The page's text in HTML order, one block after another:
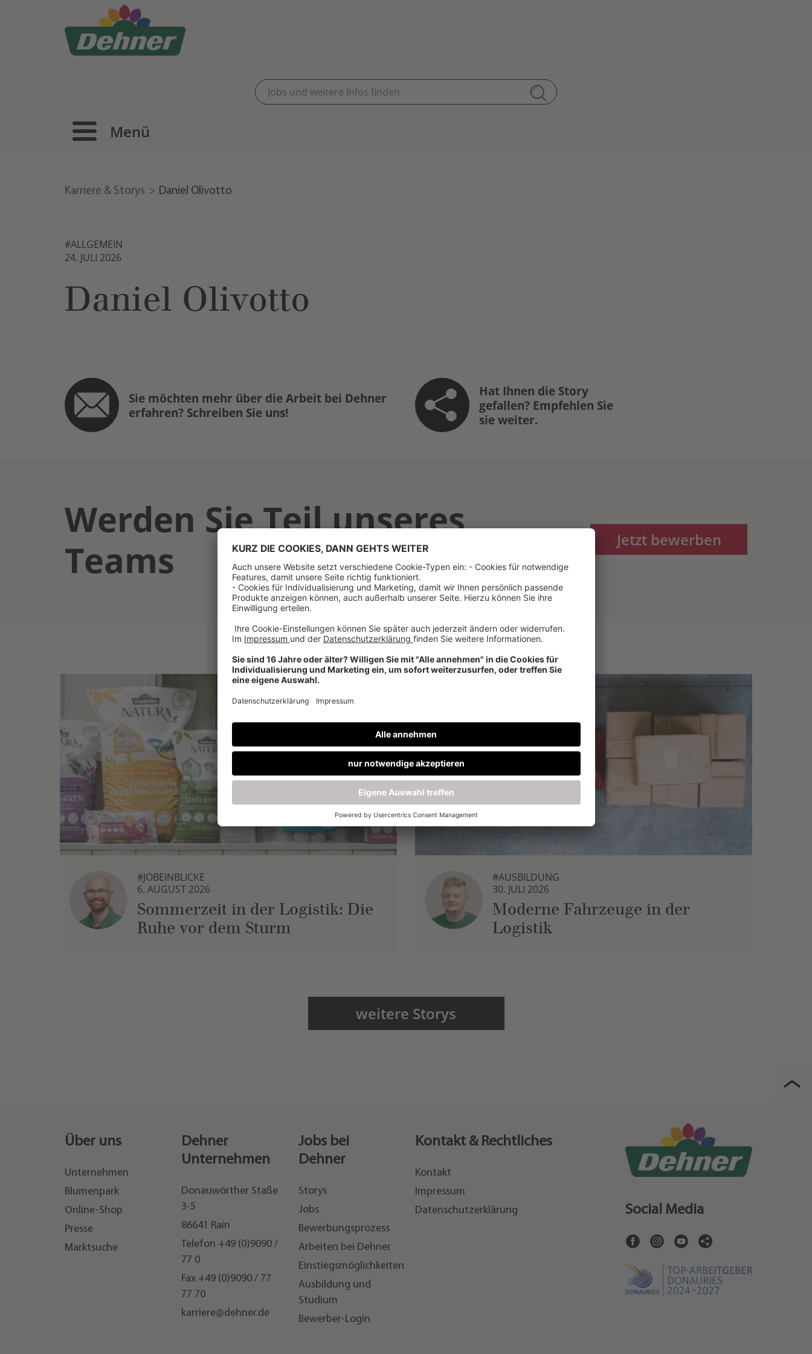
Menü
Karriere & Storys Daniel Olivotto
#ALLGEMEIN
24. JULI 2026
Daniel Olivotto
Sie möchten mehr über die Arbeit bei Dehner
erfahren? Schreiben Sie uns!
Hat Ihnen die Story
gefallen? Empfehlen Sie
sie weiter.
Werden Sie Teil unseres
Teams
Jetzt bewerben
#JOBEINBLICKE
6. AUGUST 2026
Sommerzeit in der Logistik: Die
Ruhe vor dem Sturm
#AUSBILDUNG
30. JULI 2026
Moderne Fahrzeuge in der
Logistik
weitere Storys
Über uns
Unternehmen
Blumenpark
Online-Shop
Presse
Marktsuche
Dehner
Unternehmen
Donauwörther Staße
3-5
86641 Rain
Telefon +49 (0)9090 /
77 0
Fax +49 (0)9090 / 77
77 70
karriere@dehner.de
Jobs bei
Dehner
Storys
Jobs
Bewerbungsprozess
Arbeiten bei Dehner
Einstiegsmöglichkeiten
Ausbildung und
Studium
Bewerber-Login
Kontakt & Rechtliches
Kontakt
Impressum
Datenschutzerklärung
Social Media